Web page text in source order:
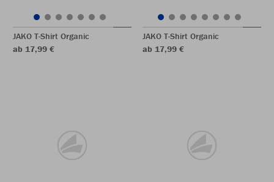
JAKO T-Shirt Organic
ab 17,99 €
JAKO T-Shirt Organic
ab 17,99 €